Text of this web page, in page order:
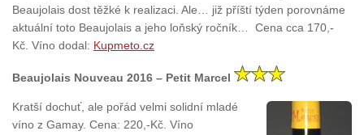
Beaujolais dost těžké k realizaci. Ale… již příští týden porovnáme
aktuální toto Beaujolais a jeho loňský ročník… Cena cca 170,-
Kč. Víno dodal: Kupmeto.cz
Beaujolais Nouveau 2016 – Petit Marcel
Kratší dochuť, ale pořád velmi solidní mladé
víno z Gamay. Cena: 220,-Kč. Víno